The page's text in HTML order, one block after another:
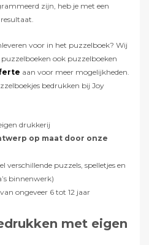
zijn, heb je met een
voor in het puzzelboek? Wij
ook puzzelboeken
aan voor meer mogelijkheden.
bedrukken bij Joy
drukkerij
op maat door onze
verschillende puzzels, spelletjes en
binnenwerk)
ongeveer 6 tot 12 jaar
met eigen